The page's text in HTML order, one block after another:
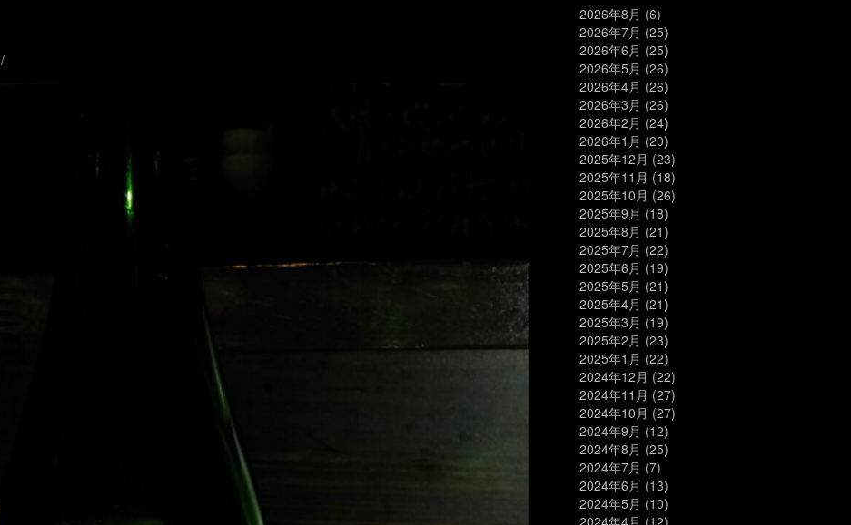
2026年8月 (6)
2026年7月 (25)
2026年6月 (25)
2026年5月 (26)
2026年4月 (26)
2026年3月 (26)
2026年2月 (24)
2026年1月 (20)
2025年12月 (23)
2025年11月 (18)
2025年10月 (26)
2025年9月 (18)
2025年8月 (21)
2025年7月 (22)
2025年6月 (19)
2025年5月 (21)
2025年4月 (21)
2025年3月 (19)
2025年2月 (23)
2025年1月 (22)
2024年12月 (22)
2024年11月 (27)
2024年10月 (27)
2024年9月 (12)
2024年8月 (25)
2024年7月 (7)
2024年6月 (13)
2024年5月 (10)
2024年4月 (12)